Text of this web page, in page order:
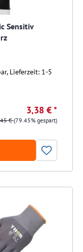
Sensitiv
Lieferzeit: 1-5
3,38 € *
€(79.45% gespart)